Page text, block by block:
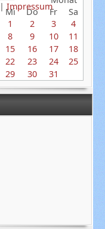
Mi Do Fr
Sa
1
2 3
4
8 9 10
11
15 16 17
18
22 23 24
25
29 30 31
|Impressum